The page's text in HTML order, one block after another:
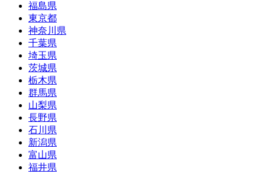
福島県
東京都
神奈川県
千葉県
埼玉県
茨城県
栃木県
群馬県
山梨県
長野県
石川県
新潟県
富山県
福井県